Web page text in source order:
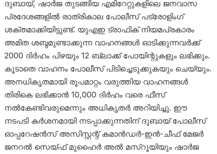
ദുബായ്, ഷാർജ തുടങ്ങിയ എമിറേറ്റുകളിലെ ജനവാസ
പ്രദേശങ്ങളിൽ രാത്രികാല പോലീസ് പട്രോളിംഗ്
ശക്തമാക്കിയിട്ടുണ്ട്. യുഎഇ ട്രാഫിക് നിയമപ്രകാരം
അമിത ശബ്ദമുണ്ടാക്കുന്ന വാഹനങ്ങൾ ഓടിക്കുന്നവർക്ക്
2000 ദിർഹം പിഴയും 12 ബ്ലാക്ക് പോയിന്റുകളും ലഭിക്കും.
കൂടാതെ വാഹനം പോലീസ് പിടിച്ചെടുക്കുകയും ചെയ്യും.
അനധികൃതമായി രൂപമാറ്റം വരുത്തിയ വാഹനങ്ങൾ
തിരികെ ലഭിക്കാൻ 10,000 ദിർഹം വരെ ഫീസ്
നൽകേണ്ടിവരുമെന്നും അധികൃതർ അറിയിച്ചു. ഈ
നടപടി കർശനമായി നടപ്പാക്കുന്നതിന് ദുബായ് പോലീസ്
ഓപ്പറേഷൻസ് അസിസ്റ്റന്റ് കമാൻഡർ-ഇൻ-ചീഫ് മേജർ
ജനറൽ സെയ്ഫ് മുഹൈർ അൽ മസ്‌റൂയിയും ഷാർജ